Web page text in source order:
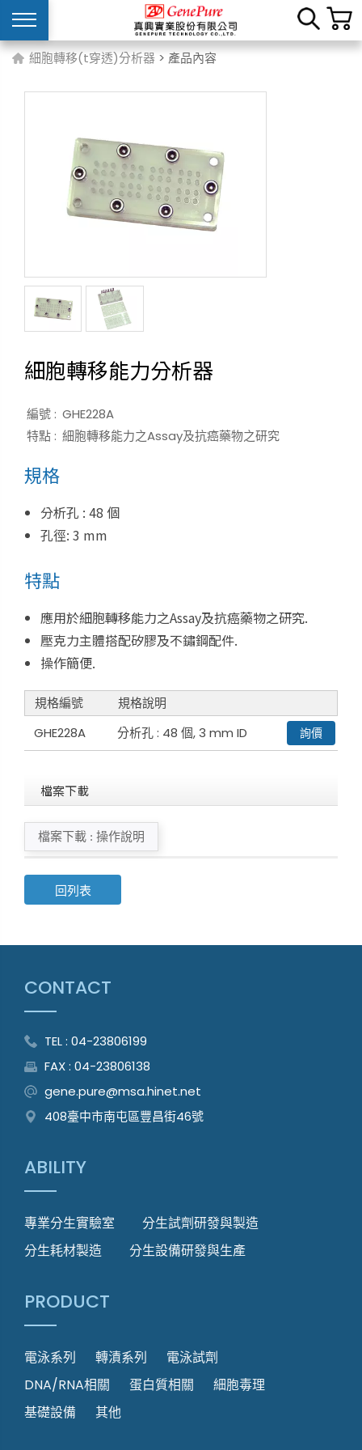
細胞轉移(t穿透)分析器 > 產品內容
細胞轉移能力分析器
編號 : GHE228A
特點 : 細胞轉移能力之Assay及抗癌藥物之研究
規格
分析孔 : 48 個
孔徑: 3 mm
特點
應用於細胞轉移能力之Assay及抗癌藥物之研究.
壓克力主體搭配矽膠及不鏽鋼配件.
操作簡便.
規格編號
規格說明
GHE228A
分析孔 : 48 個, 3 mm ID 詢價
檔案下載
檔案下載 : 操作說明
回列表
CONTACT
TEL : 04-23806199
FAX : 04-23806138
gene.pure@msa.hinet.net
408臺中市南屯區豐昌街46號
ABILITY
專業分生實驗室
分生試劑研發與製造
分生耗材製造
分生設備研發與生產
PRODUCT
電泳系列 轉漬系列
電泳試劑
DNA/RNA相關
蛋白質相關
細胞毒理
基礎設備
其他